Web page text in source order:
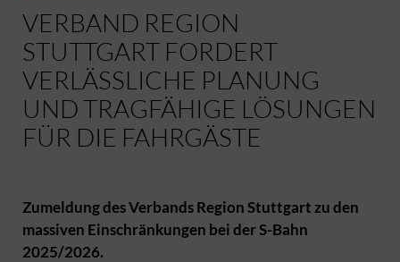
VERBAND REGION
STUTTGART FORDERT
VERLÄSSLICHE PLANUNG
UND TRAGFÄHIGE LÖSUNGEN
FÜR DIE FAHRGÄSTE
Zumeldung des Verbands Region Stuttgart zu den
massiven Einschränkungen bei der S-Bahn
2025/2026.